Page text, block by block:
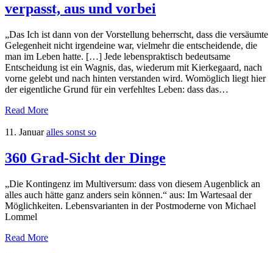
verpasst, aus und vorbei
„Das Ich ist dann von der Vorstellung beherrscht, dass die versäumte
Gelegenheit nicht irgendeine war, vielmehr die entscheidende, die
man im Leben hatte. […] Jede lebenspraktisch bedeutsame
Entscheidung ist ein Wagnis, das, wiederum mit Kierkegaard, nach
vorne gelebt und nach hinten verstanden wird. Womöglich liegt hier
der eigentliche Grund für ein verfehltes Leben: dass das…
Read More
11. Januar alles sonst so
360 Grad-Sicht der Dinge
„Die Kontingenz im Multiversum: dass von diesem Augenblick an
alles auch hätte ganz anders sein können.“ aus: Im Wartesaal der
Möglichkeiten. Lebensvarianten in der Postmoderne von Michael
Lommel
Read More